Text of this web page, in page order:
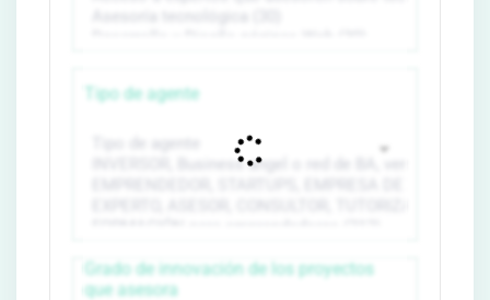
Tipo de agente
Grado de innovación de los proyectos
que asesora